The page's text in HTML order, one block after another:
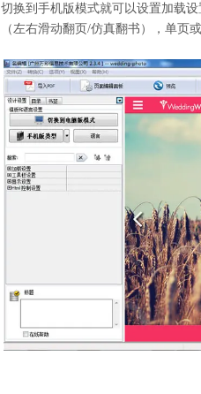
切换到手机版模式就可以设置加载
（左右滑动翻页/仿真翻书），单页